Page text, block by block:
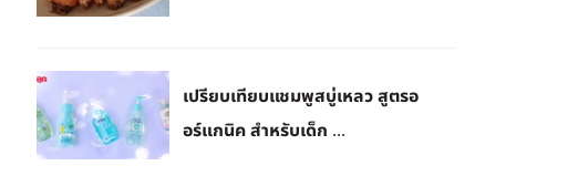
เปรียบเทียบแชมพูสบู่เหลว สูตรอ
อร์แกนิค สำหรับเด็ก ...